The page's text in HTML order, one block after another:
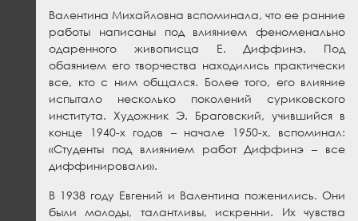
Валентина Михайловна вспоминала, что ее ранние
работы написаны под влиянием феноменально
одаренного живописца Е. Диффинэ. Под
обаянием его творчества находились практически
все, кто с ним общался. Более того, его влияние
испытало несколько поколений суриковского
института. Художник Э. Браговский, учившийся в
конце 1940-х годов – начале 1950-х, вспоминал:
«Студенты под влиянием работ Диффинэ – все
диффинировали».
В 1938 году Евгений и Валентина поженились. Они
были молоды, талантливы, искренни. Их чувства